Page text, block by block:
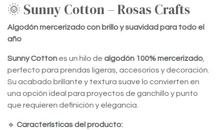
🌞 Sunny Cotton – Rosas Crafts
Algodón mercerizado con brillo y suavidad para todo el
año
Sunny Cotton es un hilo de algodón 100% mercerizado,
perfecto para prendas ligeras, accesorios y decoración.
Su acabado brillante y textura suave lo convierten en
una opción ideal para proyectos de ganchillo y punto
que requieren definición y elegancia.
🔹 Características del producto: